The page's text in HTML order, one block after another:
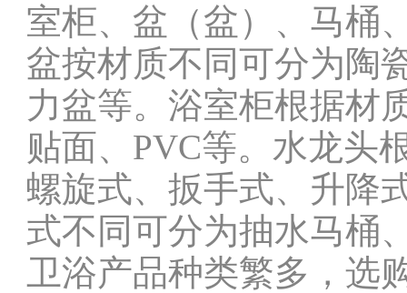
室柜、盆（盆）、马桶
盆按材质不同可分为陶
力盆等。浴室柜根据材
贴面、PVC等。水龙头
螺旋式、扳手式、升降
式不同可分为抽水马桶
卫浴产品种类繁多，选